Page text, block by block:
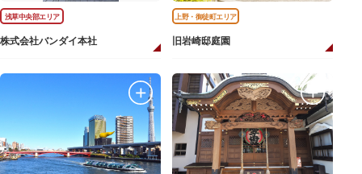
浅草中央部エリア
株式会社バンダイ本社
上野・御徒町エリア
旧岩崎邸庭園